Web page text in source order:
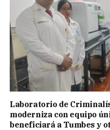
Laboratorio de
moderniza con equipo
beneficiará a Tumbes y